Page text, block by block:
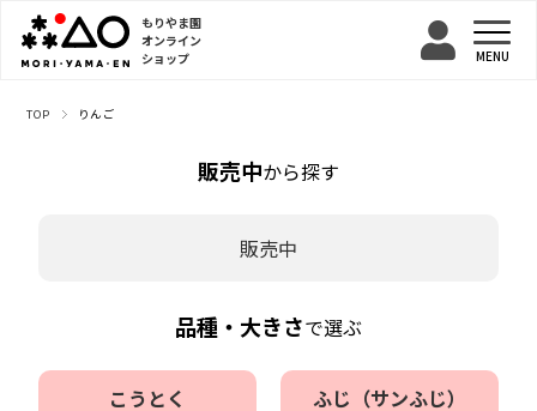
もりやま園
オンライン
ショップ
TOP りんご
販売中から探す
販売中
品種・大きさで選ぶ
こうとく
ふじ（サンふじ）